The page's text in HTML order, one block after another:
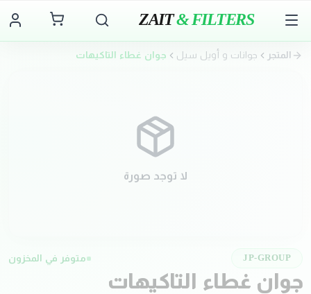
ZAIT& FILTERS
المتجر جوانات و أويل سيل جوان غطاء التاكيهات
لا توجد صورة
JP-GROUP متوفر في المخزون
جوان غطاء التاكيهات